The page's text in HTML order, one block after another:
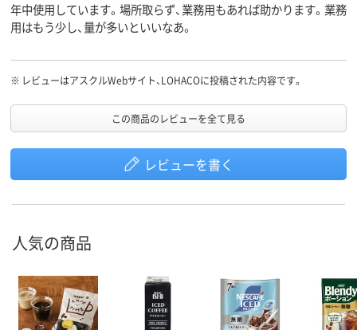
年中使用しています。場所取らず、業務用もあれば助かります。業務
用はもう少し、量が多いといいなあ。
※ レビューはアスクルWebサイト、LOHACOに投稿された内容です。
この商品のレビューを全て見る
レビューを書く
人気の商品